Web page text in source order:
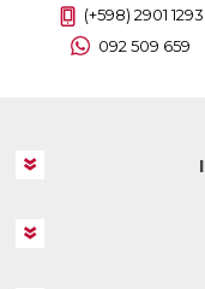
(+598) 2901 1293
092 509 659